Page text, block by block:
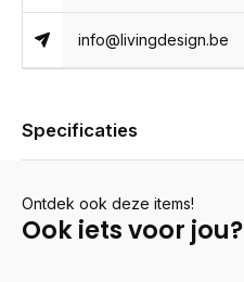
info@livingdesign.be
Specificaties
Ontdek ook deze items!
Ook iets voor jou?